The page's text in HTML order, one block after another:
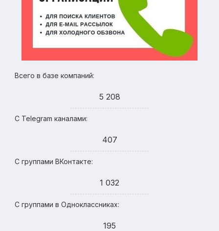
Всего в базе компаний:
5 208
С Telegram каналами:
407
С группами ВКонтакте:
1 032
С группами в Одноклассниках:
195